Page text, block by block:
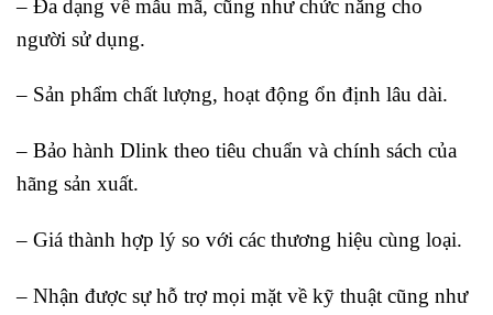
– Đa dạng về mẫu mã, cũng như chức năng cho
người sử dụng.
– Sản phẩm chất lượng, hoạt động ổn định lâu dài.
– Bảo hành Dlink theo tiêu chuẩn và chính sách của
hãng sản xuất.
– Giá thành hợp lý so với các thương hiệu cùng loại.
– Nhận được sự hỗ trợ mọi mặt về kỹ thuật cũng như